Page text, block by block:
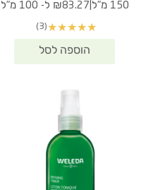
150 מ"ל ₪83.27 ל- 100 מ"ל
★
★
★
★
★
(3)